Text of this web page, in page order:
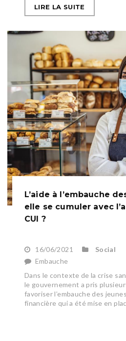
LIRE LA SUITE
L’aide à l’embauche
elle se cumuler avec
CUI ?
16/06/2021
Social
Embauche
Dans le contexte de la crise
le gouvernement a pris
favoriser l’embauche des
financière qui a été mise en